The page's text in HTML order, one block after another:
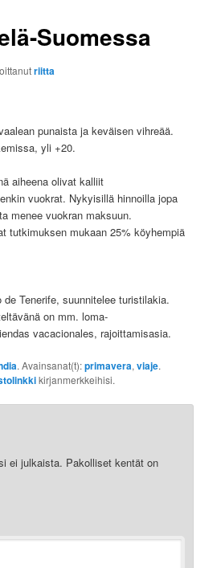
Suomessa
riitta
punaista ja keväisen vihreää.
yli +20.
aiheena olivat kalliit
vuokrat. Nykyisillä hinnoilla jopa
menee vuokran maksuun.
tutkimuksen mukaan 25% köyhempiä
Tenerife, suunnitelee turistilakia.
on mm. loma-
vacacionales, rajoittamisasia.
. Avainsanat(t):primavera,viaje.
kirjanmerkkeihisi.
ei julkaista. Pakolliset kentät on